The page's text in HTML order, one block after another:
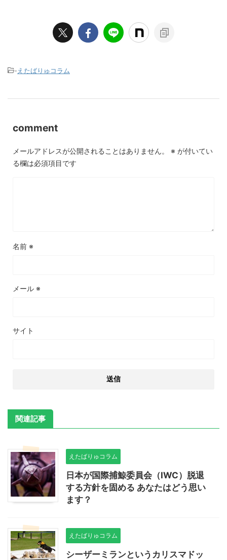
-えたばりゅコラム
comment
メールアドレスが公開されることはありません。 ※ が付いてい
る欄は必須項目です
名前 ※
メール ※
サイト
関連記事
えたばりゅコラム
日本が国際捕鯨委員会（IWC）脱退
する方針を固める あなたはどう思い
ます？
えたばりゅコラム
シーザーミランというカリスマドッ